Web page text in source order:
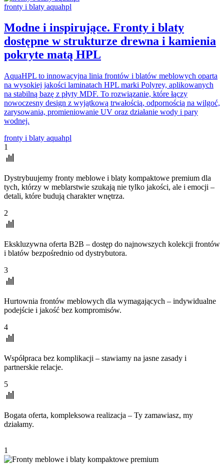
fronty i blaty aquahpl
Modne i inspirujące. Fronty i blaty
dostępne w strukturze drewna i kamienia
pokryte matą HPL
AquaHPL to innowacyjna linia frontów i blatów meblowych oparta
na wysokiej jakości laminatach HPL marki Polyrey, aplikowanych
na stabilną bazę z płyty MDF. To rozwiązanie, które łączy
nowoczesny design z wyjątkową trwałością, odpornością na wilgoć,
zarysowania, promieniowanie UV oraz działanie wody i pary
wodnej.
fronty i blaty aquahpl
1
Dystrybuujemy fronty meblowe i blaty kompaktowe premium dla
tych, którzy w meblarstwie szukają nie tylko jakości, ale i emocji –
detali, które budują charakter wnętrza.
2
Ekskluzywna oferta B2B – dostęp do najnowszych kolekcji frontów
i blatów bezpośrednio od dystrybutora.
3
Hurtownia frontów meblowych dla wymagających – indywidualne
podejście i jakość bez kompromisów.
4
Współpraca bez komplikacji – stawiamy na jasne zasady i
partnerskie relacje.
5
Bogata oferta, kompleksowa realizacja – Ty zamawiasz, my
działamy.
1